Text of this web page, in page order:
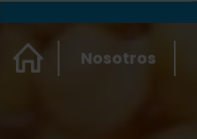
Nosotros